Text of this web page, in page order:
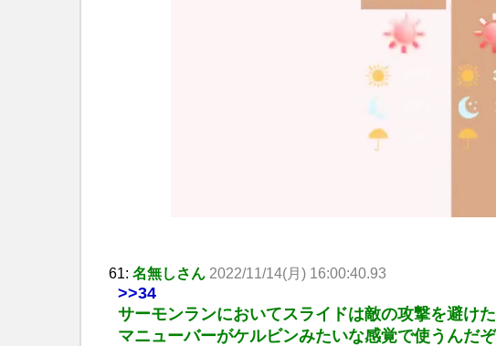
61: 名無しさん 2022/11/14(月) 16:00:40.93
>>34
サーモンランにおいてスライドは敵の攻撃を避け
マニューバーがケルビンみたいな感覚で使うんだ